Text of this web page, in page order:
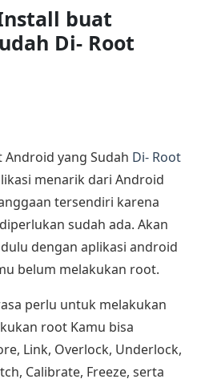
buat
Di- Root
yang Sudah Di- Root
menarik dari Android
tersendiri karena
sudah ada. Akan
dengan aplikasi android
belum melakukan root.
perlu untuk melakukan
root Kamu bisa
Link, Overlock, Underlock,
Calibrate, Freeze, serta